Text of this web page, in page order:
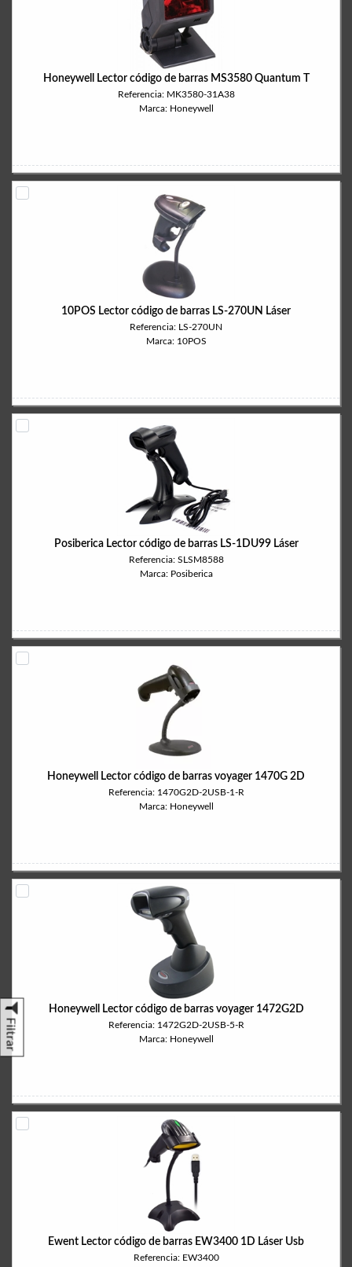
Filtrar
Honeywell Lector código de barras MS3580 Quantum T
Referencia: MK3580-31A38
Marca: Honeywell
10POS Lector código de barras LS-270UN Láser
Referencia: LS-270UN
Marca: 10POS
Posiberica Lector código de barras LS-1DU99 Láser
Referencia: SLSM8588
Marca: Posiberica
Honeywell Lector código de barras voyager 1470G 2D
Referencia: 1470G2D-2USB-1-R
Marca: Honeywell
Honeywell Lector código de barras voyager 1472G2D
Referencia: 1472G2D-2USB-5-R
Marca: Honeywell
Ewent Lector código de barras EW3400 1D Láser Usb
Referencia: EW3400